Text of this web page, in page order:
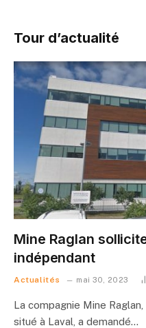
Tour d’actualité
Mine Raglan
indépendant
Actualités mai 30, 2023
La compagnie Mine
situé à Laval, a demandé…